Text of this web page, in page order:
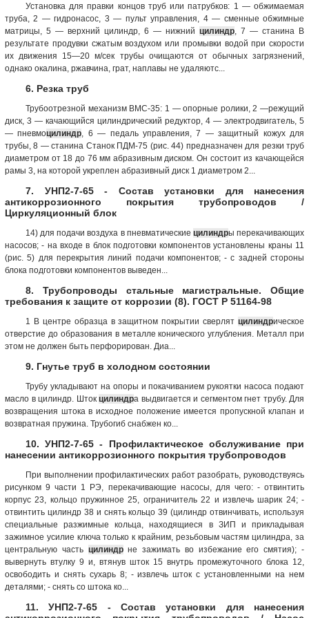
Установка для правки концов труб или патрубков: 1 — обжимаемая
труба, 2 — гидронасос, 3 — пульт управления, 4 — сменные обжимные
матрицы, 5 — верхний цилиндр, 6 — нижний цилиндр , 7 — станина В
результате продувки сжатым воздухом или промывки водой при скорости
их движения 15—20 м/сек трубы очищаются от обычных загрязнений,
однако окалина, ржавчина, грат, наплавы не удаляютс...
6. Резка труб
Трубоотрезной механизм ВМС-35: 1 — опорные ролики, 2 —режущий
диск, 3 — качающийся цилиндрический редуктор, 4 — электродвигатель, 5
— пневмоцилиндр , 6 — педаль управления, 7 — защитный кожух для
трубы, 8 — станина Станок ПДМ-75 (рис. 44) предназначен для резки труб
диаметром от 18 до 76 мм абразивным диском. Он состоит из качающейся
рамы 3, на которой укреплен абразивный диск 1 диаметром 2...
7. УНП2-7-65 - Состав установки для нанесения
антикоррозионного покрытия трубопроводов /
Циркуляционный блок
14) для подачи воздуха в пневматические цилиндры перекачивающих
насосов; - на входе в блок подготовки компонентов установлены краны 11
(рис. 5) для перекрытия линий подачи компонентов; - с задней стороны
блока подготовки компонентов выведен...
8. Трубопроводы стальные магистральные. Общие
требования к защите от коррозии (8). ГОСТ Р 51164-98
1 В центре образца в защитном покрытии сверлят цилиндрическое
отверстие до образования в металле конического углубления. Металл при
этом не должен быть перфорирован. Диа...
9. Гнутье труб в холодном состоянии
Трубу укладывают на опоры и покачиванием рукоятки насоса подают
масло в цилиндр. Шток цилиндра выдвигается и сегментом гнет трубу. Для
возвращения штока в исходное положение имеется пропускной клапан и
возвратная пружина. Трубогиб снабжен ко...
10. УНП2-7-65 - Профилактическое обслуживание при
нанесении антикоррозионного покрытия трубопроводов
При выполнении профилактических работ разобрать, руководствуясь
рисунком 9 части 1 РЭ, перекачивающие насосы, для чего: - отвинтить
корпус 23, кольцо пружинное 25, ограничитель 22 и извлечь шарик 24; -
отвинтить цилиндр 38 и снять кольцо 39 (цилиндр отвинчивать, используя
специальные разжимные кольца, находящиеся в ЗИП и прикладывая
зажимное усилие ключа только к крайним, резьбовым частям цилиндра, за
центральную часть цилиндрне зажимать во избежание его смятия); -
вывернуть втулку 9 и, втянув шток 15 внутрь промежуточного блока 12,
освободить и снять сухарь 8; - извлечь шток с установленными на нем
деталями; - снять со штока ко...
11. УНП2-7-65 - Состав установки для нанесения